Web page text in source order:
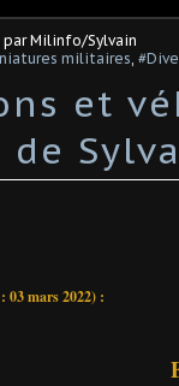
par Milinfo/Sylvain
militaires,
et
03 mars 2022) :